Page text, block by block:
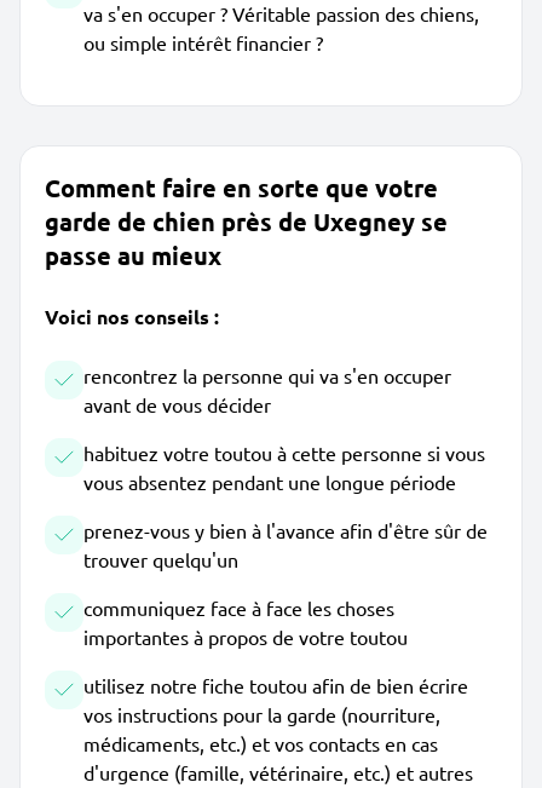
va s'en occuper ? Véritable passion des chiens,
ou simple intérêt financier ?
Comment faire en sorte que votre
garde de chien près de Uxegney se
passe au mieux
Voici nos conseils :
rencontrez la personne qui va s'en occuper
avant de vous décider
habituez votre toutou à cette personne si vous
vous absentez pendant une longue période
prenez-vous y bien à l'avance afin d'être sûr de
trouver quelqu'un
communiquez face à face les choses
importantes à propos de votre toutou
utilisez notre fiche toutou afin de bien écrire
vos instructions pour la garde (nourriture,
médicaments, etc.) et vos contacts en cas
d'urgence (famille, vétérinaire, etc.) et autres